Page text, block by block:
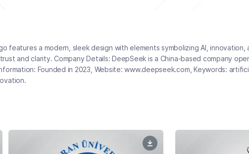
features a modern, sleek design with elements symbolizing AI, innovation,
and clarity. Company Details: DeepSeek is a China-based company
Founded in 2023, Website: www.deepseek.com, Keywords: